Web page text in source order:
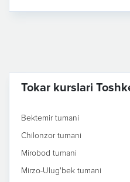
Tokar kurslari
Bektemir tumani
Chilonzor tumani
Mirobod tumani
Mirzo-Ulug'bek tumani